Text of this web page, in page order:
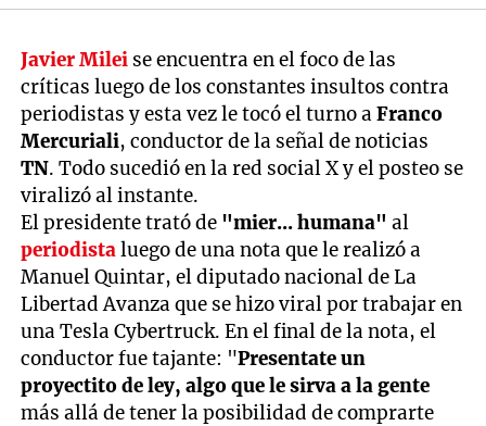
Javier Milei se encuentra en el foco de las
críticas luego de los constantes insultos contra
periodistas y esta vez le tocó el turno aFranco
Mercuriali, conductor de la señal de noticias
TN. Todo sucedió en la red social X y el posteo se
viralizó al instante.
El presidente trató de "mier... humana"al
periodistaluego de una nota que le realizó a
Manuel Quintar, el diputado nacional de La
Libertad Avanza que se hizo viral por trabajar en
una Tesla Cybertruck. En el final de la nota, el
conductor fue tajante: "Presentate un
proyectito de ley, algo que le sirva a la gente
más allá de tener la posibilidad de comprarte